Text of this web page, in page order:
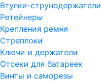
Втулки-струнодержатели
Ретейнеры
Крепления ремня
Стреплоки
Ключи и держатели
Отсеки для батареек
Винты и саморезы